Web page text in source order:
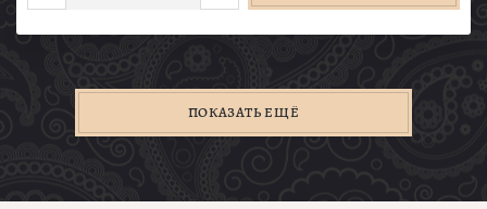
ПОКАЗАТЬ ЕЩЁ